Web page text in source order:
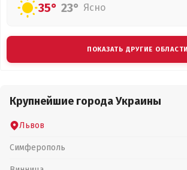
35° 23° Ясно
ПОКАЗАТЬ ДРУГИЕ ОБЛАСТИ
Крупнейшие города Украины
Львов
Симферополь